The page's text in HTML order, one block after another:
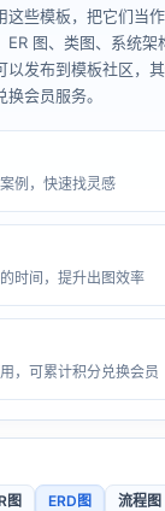
这些模板，把它们当
ER 图、类图、系统
以发布到模板社区，
会员服务。
例，快速找灵感
时间，提升出图效率
，可累计积分兑换会员
图 ERD图 流程图